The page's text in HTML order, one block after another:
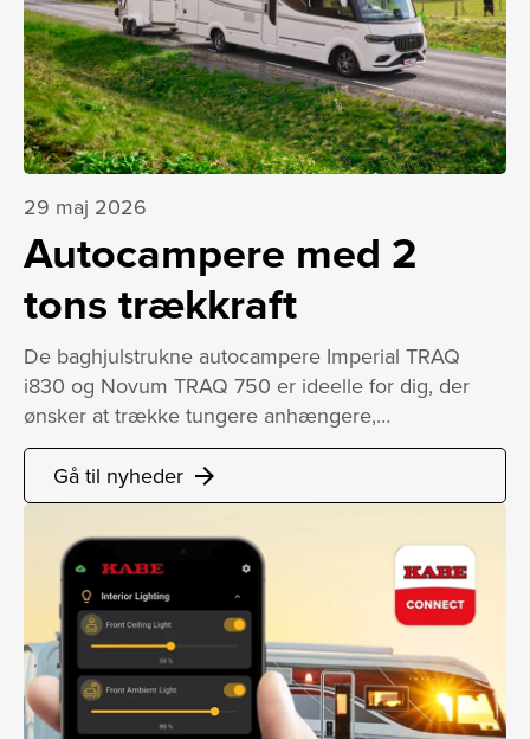
29 maj 2026
Autocampere med 2
tons trækkraft
De baghjulstrukne autocampere Imperial TRAQ
i830 og Novum TRAQ 750 er ideelle for dig, der
ønsker at trække tungere anhængere,…
Gå til nyheder arrow_forward